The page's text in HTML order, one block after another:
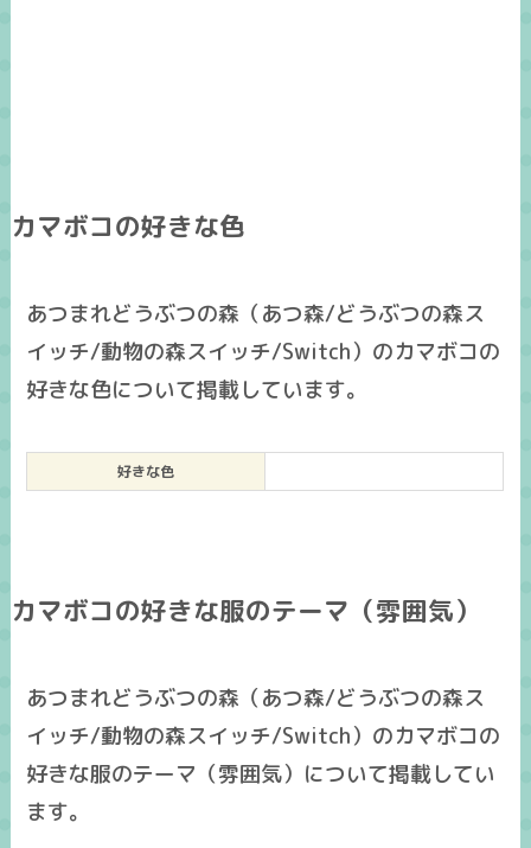
カマボコの好きな色
あつまれどうぶつの森（あつ森/どうぶつの森ス
イッチ/動物の森スイッチ/Switch）のカマボコの
好きな色について掲載しています。
好きな色
カマボコの好きな服のテーマ（雰囲気）
あつまれどうぶつの森（あつ森/どうぶつの森ス
イッチ/動物の森スイッチ/Switch）のカマボコの
好きな服のテーマ（雰囲気）について掲載してい
ます。